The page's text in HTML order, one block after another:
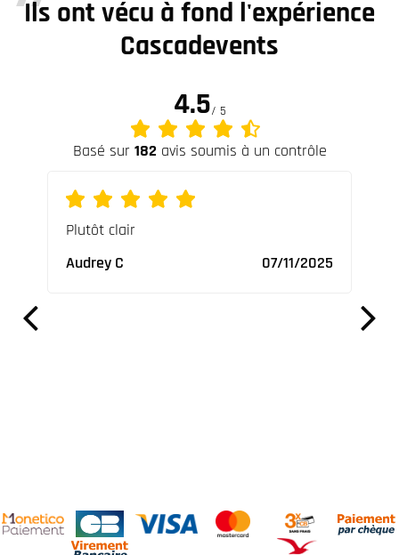
Ils ont vécu à fond l'expérience
Cascadevents
4.5/ 5
Basé sur 182 avis soumis à un contrôle
Plutôt clair
Audrey C
07/11/2025